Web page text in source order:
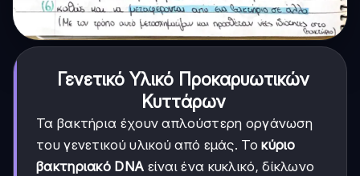
Γενετικό Υλικό Προκαρυωτικών
Κυττάρων
Τα βακτήρια έχουν απλούστερη οργάνωση
του γενετικού υλικού από εμάς. Τοκύριο
βακτηριακό DNA είναι ένα κυκλικό, δίκλωνο